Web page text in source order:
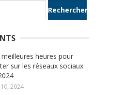
meilleures heures pour
sur les réseaux sociaux
2024